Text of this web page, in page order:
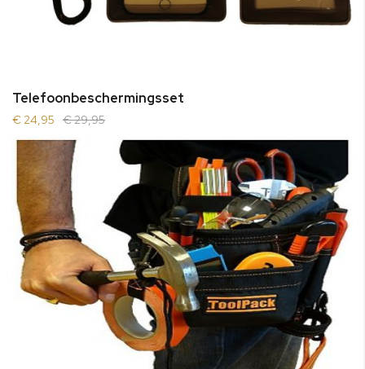
Telefoonbeschermingsset
€ 24,95 € 29,95